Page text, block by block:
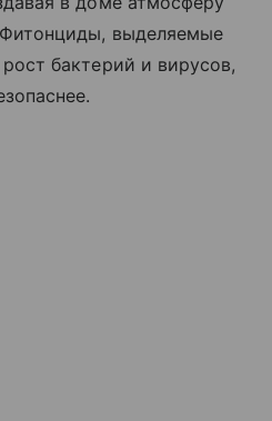
выделяемые
бактерий и вирусов,